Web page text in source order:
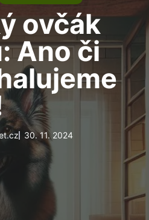
ovčák
Ano či
30. 11. 2024